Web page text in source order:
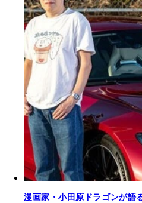
漫画家・小田原ドラゴンが語